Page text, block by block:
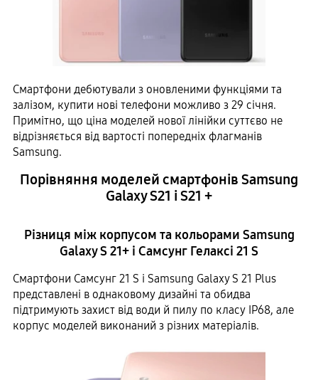
Смартфони дебютували з оновленими функціями та
залізом, купити нові телефони можливо з 29 січня.
Примітно, що ціна моделей нової лінійки суттєво не
відрізняється від вартості попередніх флагманів
Samsung.
Порівняння моделей смартфонів Samsung
Galaxy S21 і S21 +
Різниця між корпусом та кольорами Samsung
Galaxy S 21+ і Самсунг Гелаксі 21 S
Смартфони Самсунг 21 S і Samsung Galaxy S 21 Plus
представлені в однаковому дизайні та обидва
підтримують захист від води й пилу по класу IP68, але
корпус моделей виконаний з різних матеріалів.